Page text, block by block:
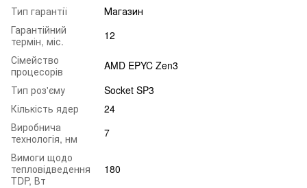
Тип гарантії
Магазин
Гарантійний
термін, міс.
12
Сімейство
процесорів
AMD EPYC Zen3
Тип роз'єму
Socket SP3
Кількість ядер
24
Виробнича
технологія, нм
7
Вимоги щодо
тепловідведення
TDP, Вт
180